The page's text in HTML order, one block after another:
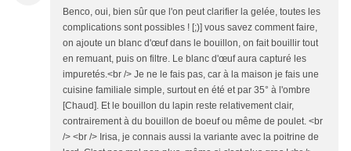
Benco, oui, bien sûr que l'on peut clarifier la gelée, toutes les
complications sont possibles ! [;)] vous savez comment faire,
on ajoute un blanc d'œuf dans le bouillon, on fait bouillir tout
en remuant, puis on filtre. Le blanc d'œuf aura capturé les
impuretés.<br /> Je ne le fais pas, car à la maison je fais une
cuisine familiale simple, surtout en été et par 35° à l'ombre
[Chaud]. Et le bouillon du lapin reste relativement clair,
contrairement à du bouillon de boeuf ou même de poulet. <br
/> <br /> Irisa, je connais aussi la variante avec la poitrine de